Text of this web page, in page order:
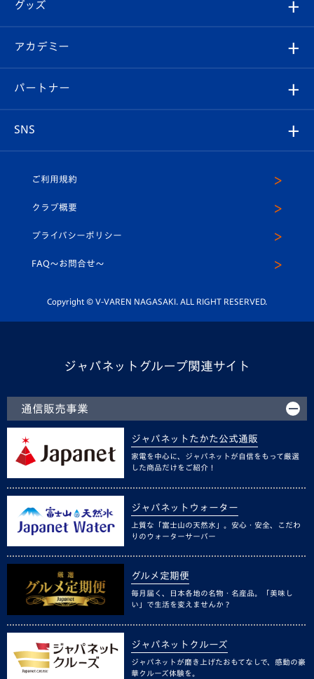
チケット
イベント
メディア
ホームタウン
スタッフプロフィール
マスコット紹介
平和祈念活動
ホームタウン活動
Revive Team
ヴィヴィくんの長崎おもてなしガイド
フォトギャラリー
スタジアムグルメ
V-LOVERS（ファンクラブ）
プレイヤーズスイート
グッズ
オンラインショップ
店舗情報
アカデミー
育成からのお知らせ
U-18
スクール
パートナー
SNS
ヴィヴィくんインスタグラム
公式LINE＠
ご利用規約
クラブ概要
プライバシーポリシー
FAQ〜お問合せ〜
Copyright © V-VAREN NAGASAKI. ALL RIGHT RESERVED.
ジャパネットグループ関連サイト
通信販売事業
ジャパネットたかた公式通販
家電を中心に、ジャパネットが自信をもって厳選
した商品だけをご紹介！
ジャパネットウォーター
上質な「富士山の天然水」。安心・安全、こだわ
りのウォーターサーバー
グルメ定期便
毎月届く、日本各地の名物・名産品。「美味し
い」で生活を変えませんか？
ジャパネットクルーズ
ジャパネットが磨き上げたおもてなしで、感動の豪
華クルーズ体験を。